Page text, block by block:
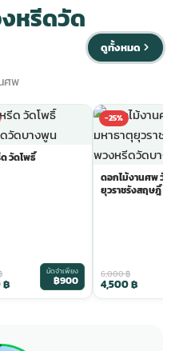
หรีดวัด
ศพ
ดูทั้งหมด
วัดโพธิ์
฿
มัดจำเพียง
฿900
-25%
ดอกไม้งานศพ วัดม
ยุวราชรังสฤษฎิ์
6,000฿
4,500฿